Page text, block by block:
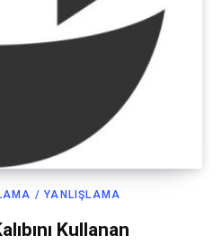
/ YANLIŞLAMA
Kullanan